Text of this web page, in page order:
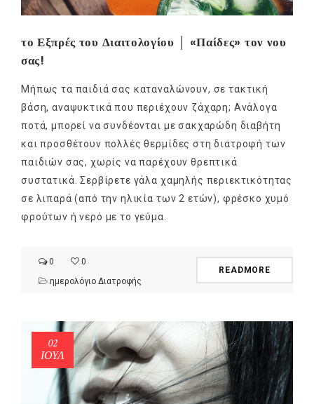
το Εξπρές του Διαιτολογίου │ «Παίδες» τον νου
σας!
Μήπως τα παιδιά σας καταναλώνουν, σε τακτική
βάση, αναψυκτικά που περιέχουν ζάχαρη; Ανάλογα
ποτά, μπορεί να συνδέονται με σακχαρώδη διαβήτη
και προσθέτουν πολλές θερμίδες στη διατροφή των
παιδιών σας, χωρίς να παρέχουν θρεπτικά
συστατικά. Σερβίρετε γάλα χαμηλής περιεκτικότητας
σε λιπαρά (από την ηλικία των 2 ετών), φρέσκο χυμό
φρούτων ή νερό με το γεύμα.
0
0
ημερολόγιο Διατροφής
READMORE
02
ΙΟΎΛ
NEWSLETTER
Get ti
mel
y updates
fro
m
your favorite
products